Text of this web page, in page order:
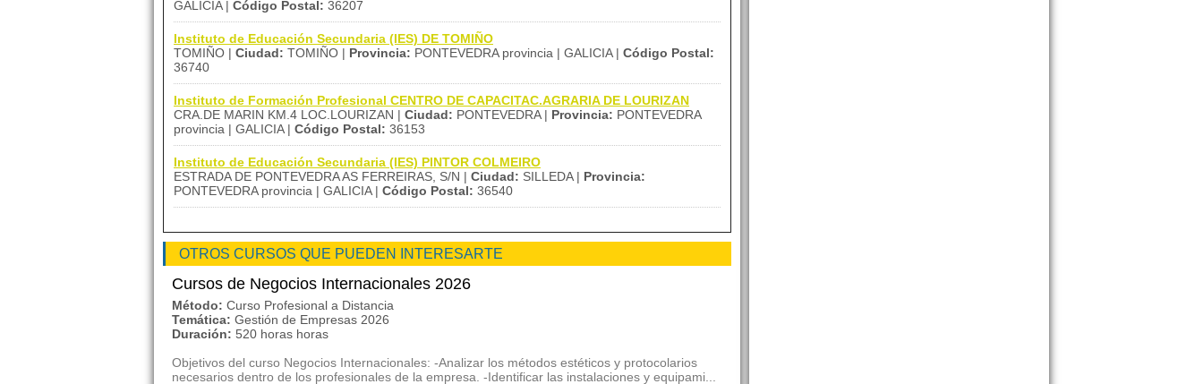
GALICIA | Código Postal: 36207
Instituto de Educación Secundaria (IES) DE TOMIÑO
TOMIÑO | Ciudad: TOMIÑO | Provincia: PONTEVEDRA provincia | GALICIA | Código Postal:
36740
Instituto de Formación Profesional CENTRO DE CAPACITAC.AGRARIA DE LOURIZAN
CRA.DE MARIN KM.4 LOC.LOURIZAN | Ciudad: PONTEVEDRA | Provincia: PONTEVEDRA
provincia | GALICIA | Código Postal: 36153
Instituto de Educación Secundaria (IES) PINTOR COLMEIRO
ESTRADA DE PONTEVEDRA AS FERREIRAS, S/N | Ciudad: SILLEDA | Provincia:
PONTEVEDRA provincia | GALICIA | Código Postal: 36540
OTROS CURSOS QUE PUEDEN INTERESARTE
Cursos de Negocios Internacionales 2026
Método: Curso Profesional a Distancia
Temática: Gestión de Empresas 2026
Duración: 520 horas horas
Objetivos del curso Negocios Internacionales: -Analizar los métodos estéticos y protocolarios
necesarios dentro de los profesionales de la empresa. -Identificar las instalaciones y equipami...